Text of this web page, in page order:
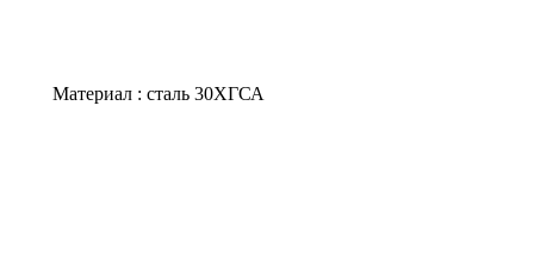
Материал : сталь 30ХГСА